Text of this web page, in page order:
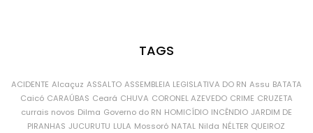
TAGS
ACIDENTE Alcaçuz ASSALTO ASSEMBLEIA LEGISLATIVA DO RN Assu BATATA
Caicó CARAÚBAS Ceará CHUVA CORONEL AZEVEDO CRIME CRUZETA
currais novos Dilma Governo do RN HOMICÍDIO INCÊNDIO JARDIM DE
PIRANHAS JUCURUTU LULA Mossoró NATAL Nilda NÉLTER QUEIROZ